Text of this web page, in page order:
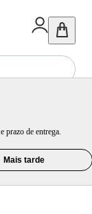
prazo de entrega.
Mais tarde